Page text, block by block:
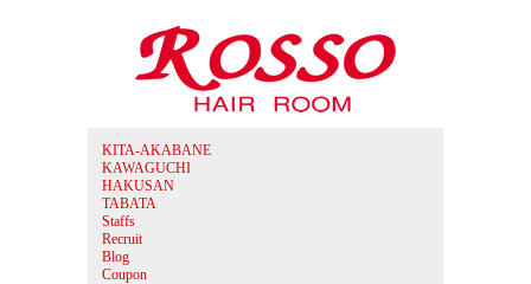
KITA-AKABANE
KAWAGUCHI
HAKUSAN
TABATA
Staffs
Recruit
Blog
Coupon